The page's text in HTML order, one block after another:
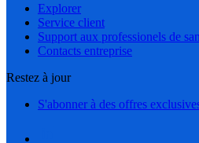
Explorer
Service client
Support aux professionels de
Contacts entreprise
Restez à jour
S'abonner à des offres